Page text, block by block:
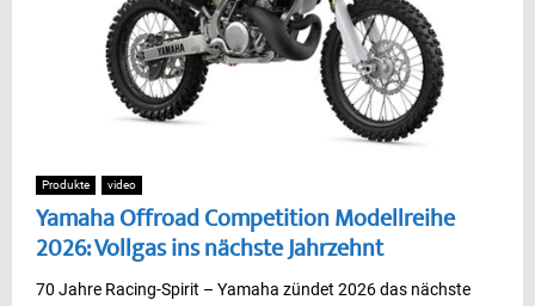
Produkte video
Yamaha Offroad Competition Modellreihe
2026: Vollgas ins nächste Jahrzehnt
70 Jahre Racing-Spirit – Yamaha zündet 2026 das nächste